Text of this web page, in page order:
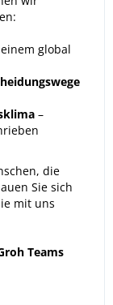
global
–
die
Sie sich
mit uns
Teams